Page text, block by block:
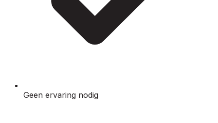
Geen ervaring nodig